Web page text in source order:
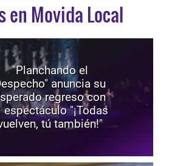
en Movida Local
"Planchando el
anuncia su
regreso con
espectáculo "¡Todas
tú también!"